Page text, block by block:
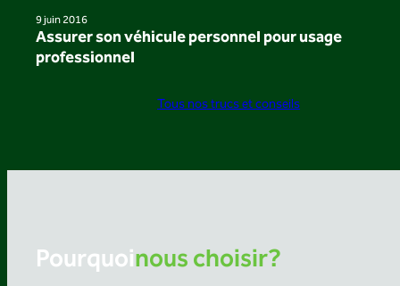
9 juin 2016
Assurer son véhicule personnel pour usage
professionnel
Tous nos trucs et conseils
Pourquoinous choisir?